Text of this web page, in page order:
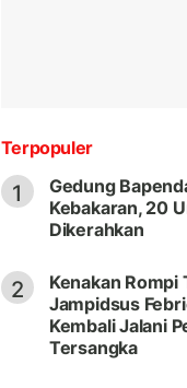
Terpopuler
1
Gedung
Kebakaran, 20
Dikerahkan
2
Kenakan Rompi
Jampidsus
Kembali Jalani
Tersangka